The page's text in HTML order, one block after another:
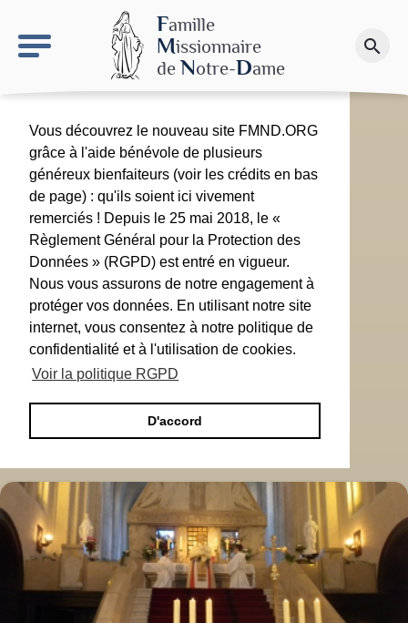
Famille
Missionnaire
de Notre-Dame
search
Faire un don
Vous découvrez le nouveau site FMND.ORG
grâce à l'aide bénévole de plusieurs
généreux bienfaiteurs (voir les crédits en bas
de page) : qu'ils soient ici vivement
remerciés ! Depuis le 25 mai 2018, le «
Règlement Général pour la Protection des
Données » (RGPD) est entré en vigueur.
Nous vous assurons de notre engagement à
protéger vos données. En utilisant notre site
internet, vous consentez à notre politique de
confidentialité et à l'utilisation de cookies.
Voir la politique RGPD
D'accord